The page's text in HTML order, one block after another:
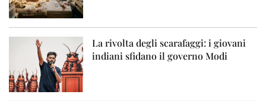
La rivolta degli scarafaggi: i giovani
indiani sfidano il governo Modi